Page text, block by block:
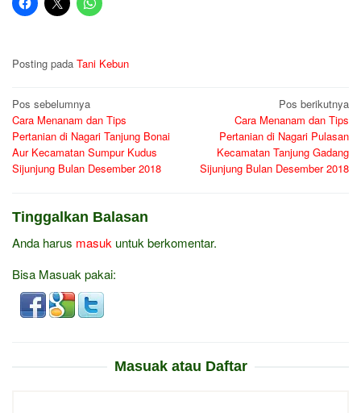
Posting pada Tani Kebun
Navigasi
pos
Pos sebelumnya
Cara Menanam dan Tips
Pertanian di Nagari Tanjung Bonai
Aur Kecamatan Sumpur Kudus
Sijunjung Bulan Desember 2018
Pos berikutnya
Cara Menanam dan Tips
Pertanian di Nagari Pulasan
Kecamatan Tanjung Gadang
Sijunjung Bulan Desember 2018
Tinggalkan Balasan
Anda harus masuk untuk berkomentar.
Bisa Masuak pakai:
Masuak atau Daftar